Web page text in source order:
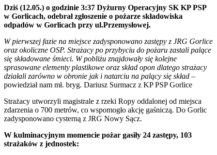
Dziś (12.05.) o godzinie 3:37 Dyżurny Operacyjny SK KP PSP
w Gorlicach, odebrał zgłoszenie o pożarze składowiska
odpadów w Gorlicach przy ul.Przemysłowej.
W pierwszej fazie na miejsce zadysponowano zastępy z JRG Gorlice
oraz okoliczne OSP. Strażacy po przybyciu do pożaru zastali palące
się składowane śmieci. W pobliżu znajdowały się kolejne
sprasowane elementy plastikowe oraz skład opon dlatego strażacy
działali zarówno w obronie jak i natarciu na palący się skład –
powiedział nam mł. bryg. Dariusz Surmacz z KP PSP Gorlice
Strażacy utworzyli magistrale z rzeki Ropy oddalonej od miejsca
zdarzenia o 700 metrów, co wspomogło akcję gaśniczą. Do Gorlic
zadysponowano cysterną z JRG Nowy Sącz.
W kulminacyjnym momencie pożar gasiły 24 zastępy, 103
strażaków z jednostek: